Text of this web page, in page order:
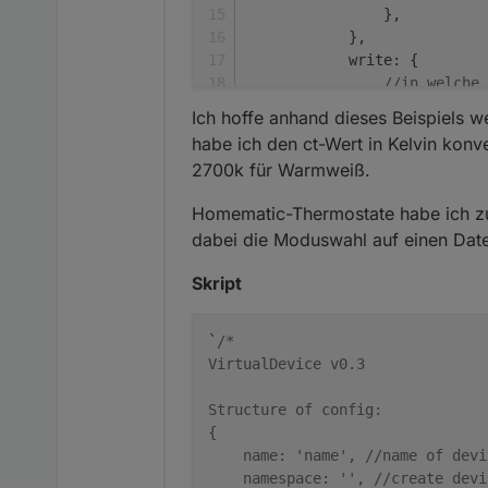
                },
            },
write: {
//in welche
convert
                    },
before :
if
                        }
                        }
Ich hoffe anhand dieses Beispiels
habe ich den ct-Wert in Kelvin
2700k für Warmweiß.
Homematic-Thermostate habe ich
dabei die Moduswahl auf einen
Skript
` /*
VirtualDevice v0.3
Structure of config:
{
name: 'name', //name of
namespace: '', //create